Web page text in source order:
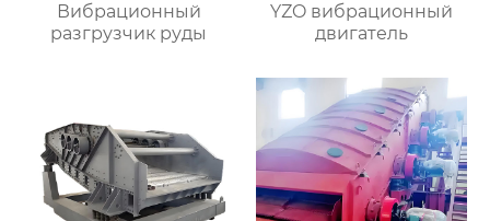
Вибрационный
разгрузчик руды
YZO вибрационный
двигатель